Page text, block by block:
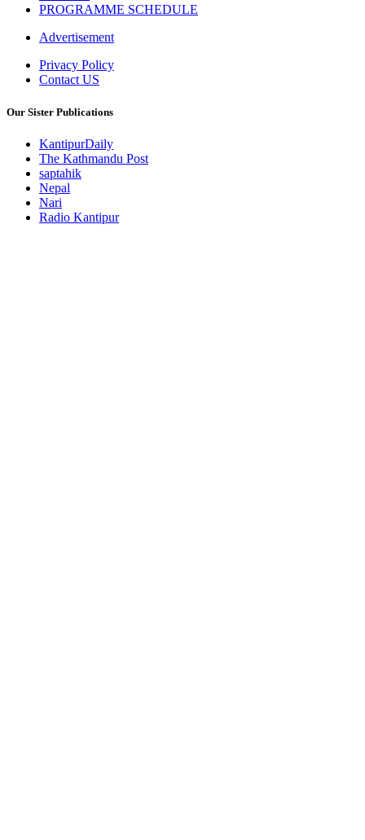
PROGRAMME SCHEDULE
Advertisement
Privacy Policy
Contact US
Our Sister Publications
KantipurDaily
The Kathmandu Post
saptahik
Nepal
Nari
Radio Kantipur